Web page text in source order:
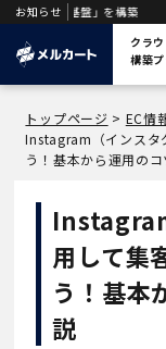
お知らせ
基盤」を構築
クラ
構築
トップページ > EC情
Instagram（インスタ
う！基本から運用の
用して集
う！基本
説